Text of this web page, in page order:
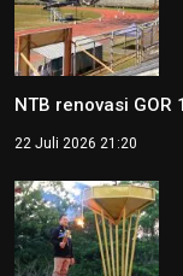
NTB renovasi GOR
22 Juli 2026 21:20